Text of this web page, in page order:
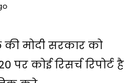
मोदी सरकार को
पर कोई रिसर्च रिपोर्ट है